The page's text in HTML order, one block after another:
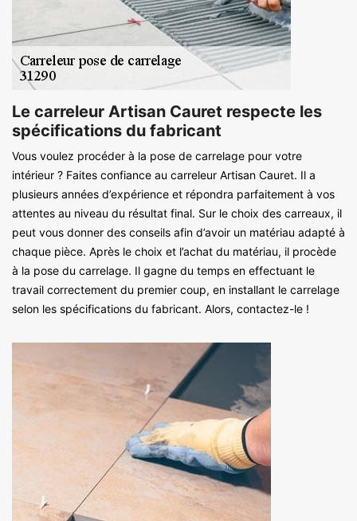
Le carreleur Artisan Cauret respecte les
spécifications du fabricant
Vous voulez procéder à la pose de carrelage pour votre
intérieur ? Faites confiance au carreleur Artisan Cauret. Il a
plusieurs années d’expérience et répondra parfaitement à vos
attentes au niveau du résultat final. Sur le choix des carreaux, il
peut vous donner des conseils afin d’avoir un matériau adapté à
chaque pièce. Après le choix et l’achat du matériau, il procède
à la pose du carrelage. Il gagne du temps en effectuant le
travail correctement du premier coup, en installant le carrelage
selon les spécifications du fabricant. Alors, contactez-le !